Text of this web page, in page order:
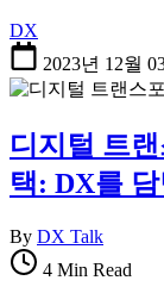
DX
2023년 12월
디지털 트
택: DX를
By DX Talk
4 Min Read